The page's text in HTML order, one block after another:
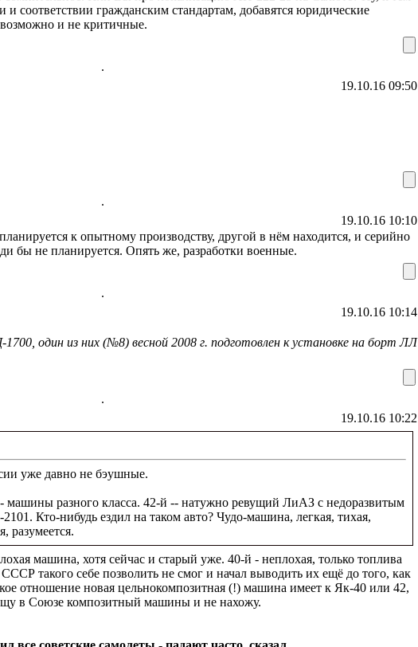
соответствии гражданским стандартам, добавятся юридические
и не критичные.
.
19.10.16 09:50
.
19.10.16 10:10
к опытному производству, другой в нём находится, и серийно
бы не планируется. Опять же, разработки военные.
.
19.10.16 10:14
один из них (№8) весной 2008 г. подготовлен к установке на борт ЛЛ
.
19.10.16 10:22
уже давно не бэушные.
разного класса. 42-й -- натужно ревущий ЛиАЗ с недоразвитым
Кто-нибудь ездил на таком авто? Чудо-машина, легкая, тихая,
разумеется.
машина, хотя сейчас и старый уже. 40-й - неплохая, только топлива
такого себе позволить не смог и начал выводить их ещё до того, как
отношение новая цельнокомпозитная (!) машина имеет к Як-40 или 42,
в Союзе композитный машины и не нахожу.